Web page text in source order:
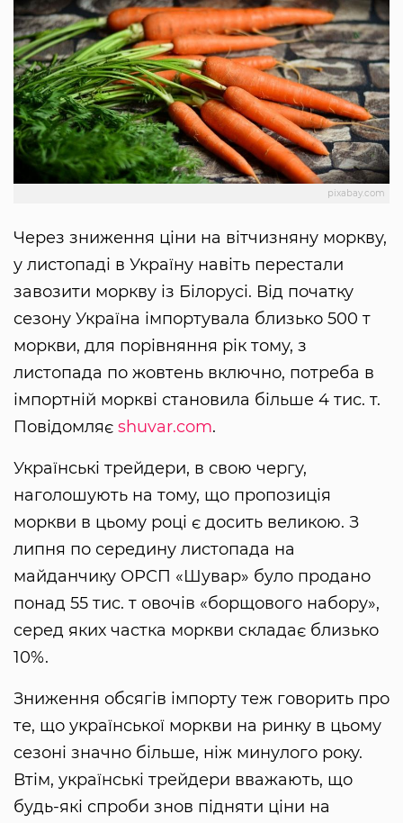
pixabay.com
Через зниження ціни на вітчизняну моркву,
у листопаді в Україну навіть перестали
завозити моркву із Білорусі. Від початку
сезону Україна імпортувала близько 500 т
моркви, для порівняння рік тому, з
листопада по жовтень включно, потреба в
імпортній моркві становила більше 4 тис. т.
Повідомляє shuvar.com.
Українські трейдери, в свою чергу,
наголошують на тому, що пропозиція
моркви в цьому році є досить великою. З
липня по середину листопада на
майданчику ОРСП «Шувар» було продано
понад 55 тис. т овочів «борщового набору»,
серед яких частка моркви складає близько
10%.
Зниження обсягів імпорту теж говорить про
те, що української моркви на ринку в цьому
сезоні значно більше, ніж минулого року.
Втім, українські трейдери вважають, що
будь-які спроби знов підняти ціни на